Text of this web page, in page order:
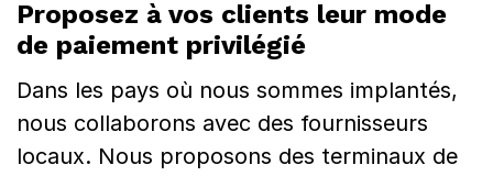
Proposez à vos clients leur mode
de paiement privilégié
Dans les pays où nous sommes implantés,
nous collaborons avec des fournisseurs
locaux. Nous proposons des terminaux de